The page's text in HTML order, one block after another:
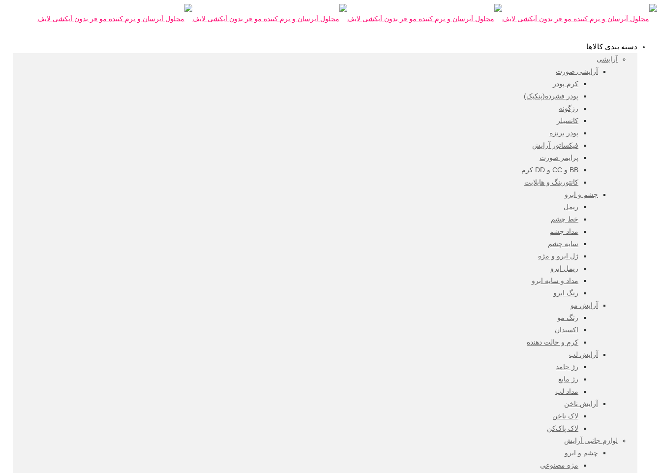
دسته بندی کالاها
آرایشی
آرایشی صورت
کرم پودر
پودر فشرده(پنکیک)
رژگونه
کانسیلر
پودر برنزه
فیکساتور آرایش
پرایمر صورت
BB و CC و DD کرم
کانتورینگ و هایلایت
چشم و ابرو
ریمل
خط چشم
مداد چشم
سایه چشم
ژل ابرو و مژه
ریمل ابرو
مداد و سایه ابرو
رنگ ابرو
آرایش مو
رنگ مو
اکسیدان
کرم و حالت دهنده
آرایش لب
رژ جامد
رژ مایع
مداد لب
آرایش ناخن
لاک ناخن
لاک پاک‌کن
لوازم جانبی آرایش
چشم و ابرو
مژه مصنوعی